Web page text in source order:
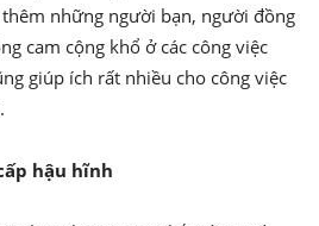
những người bạn, người đồng
cam cộng khổ ở các công việc
giúp ích rất nhiều cho công việc
hậu hĩnh